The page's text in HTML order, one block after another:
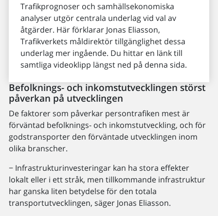
Trafikprognoser och samhällsekonomiska
analyser utgör centrala underlag vid val av
åtgärder. Här förklarar Jonas Eliasson,
Trafikverkets måldirektör tillgänglighet dessa
underlag mer ingående. Du hittar en länk till
samtliga videoklipp längst ned på denna sida.
Befolknings- och inkomstutvecklingen störst
påverkan på utvecklingen
De faktorer som påverkar persontrafiken mest är
förväntad befolknings- och inkomstutveckling, och för
godstransporter den förväntade utvecklingen inom
olika branscher.
− Infrastrukturinvesteringar kan ha stora effekter
lokalt eller i ett stråk, men tillkommande infrastruktur
har ganska liten betydelse för den totala
transportutvecklingen, säger Jonas Eliasson.